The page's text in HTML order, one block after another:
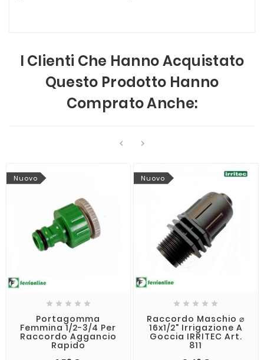
I Clienti Che Hanno Acquistato
Questo Prodotto Hanno
Comprato Anche:
 
Nuovo
    
Portagomma
Femmina 1/2-3/4 Per
Raccordo Aggancio
Rapido
Nuovo
    
Raccordo Maschio ⌀
16x1/2" Irrigazione A
Goccia IRRITEC Art.
811